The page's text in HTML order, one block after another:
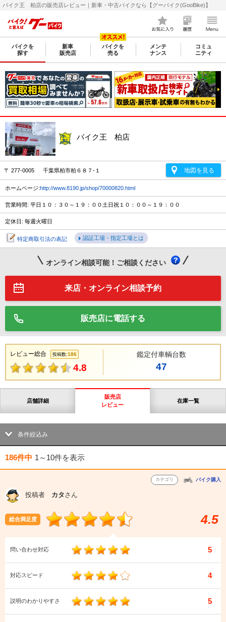
バイク王 柏店の販売店レビュー｜新車・中古バイクなら【グーバイク(GooBike)】
バイクを
探す
新車
販売店
バイクを
売る
メンテ
ナンス
コミュ
ニティ
バイク王 柏店
〒 277-0005 千葉県柏市柏６８７-１ 地図を見る
ホームページ:http://www.8190.jp/shop/70000820.html
営業時間: 平日１０：３０～１９：００土日祝１０：００～１９：００
定休日: 毎週火曜日
特定商取引法の表記 認証工場・指定工場とは
オンライン相談可能！ご相談ください
来店・オンライン相談予約
販売店に電話する
レビュー総合 投稿数:186
4.8
鑑定付車輌台数
47
店舗詳細
販売店
レビュー
在庫一覧
条件絞込み
186件中 1～10件を表示
カテゴリ バイク購入
投稿者 カタさん
総合満足度 4.5
問い合わせ対応 5
対応スピード 4
説明のわかりやすさ 5